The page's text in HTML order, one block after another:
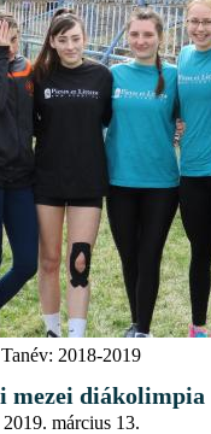
Tanév: 2018-2019
mezei diákolimpia
2019. március 13.